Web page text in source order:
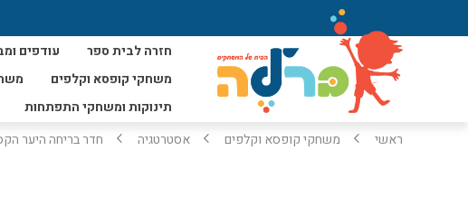
חזרה לבית ספר עודפים
משחקי קופסא וקלפים
תינוקות ומשחקי התפתחות
ראשי משחקי קופסא וקלפים אסטרטגיה חדר בריחה היער